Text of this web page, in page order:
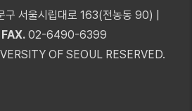
서울시립대로 163(전농동 90) |
FAX. 02-6490-6399
OF SEOUL RESERVED.